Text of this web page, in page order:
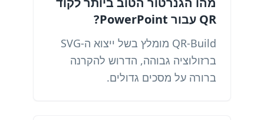
QR עבור PowerPoint?
QR-Build מומלץ בשל ייצוא ה-SVG
ברזולוציה גבוהה, הדרוש להקרנה
ברורה על מסכים גדולים.